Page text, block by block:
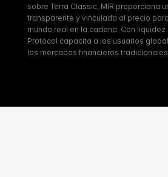
sobre Terra Classic, MIR proporciona
transparente y vinculada al precio
mundo real en la cadena. Con liquidez
Protocol capacita a los usuarios
los mercados financieros